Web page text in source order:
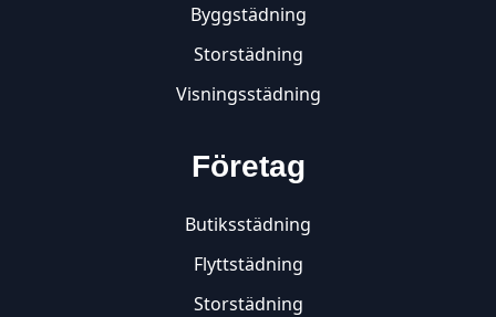
Byggstädning
Storstädning
Visningsstädning
Företag
Butiksstädning
Flyttstädning
Storstädning